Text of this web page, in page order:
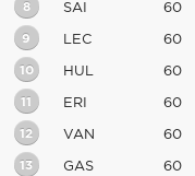
8 SAI 60
9 LEC 60
10 HUL 60
11 ERI 60
12 VAN 60
13 GAS 60